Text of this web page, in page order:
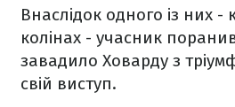
Внаслідок одного із них -
колінах - учасник
завадило Ховарду з
свій виступ.